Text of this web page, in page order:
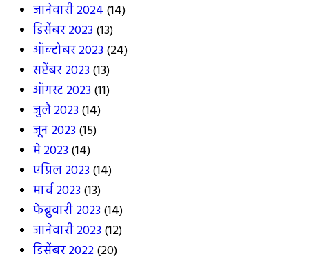
जानेवारी 2024(14)
डिसेंबर 2023(13)
ऑक्टोबर 2023(24)
सप्टेंबर 2023(13)
ऑगस्ट 2023(11)
जुलै 2023(14)
जून 2023(15)
मे 2023(14)
एप्रिल 2023(14)
मार्च 2023(13)
फेब्रुवारी 2023(14)
जानेवारी 2023(12)
डिसेंबर 2022(20)